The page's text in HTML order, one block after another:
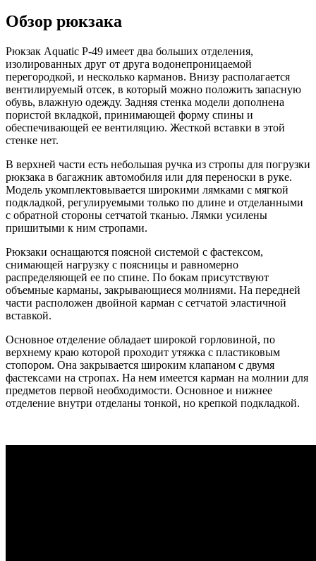
Обзор рюкзака
Рюкзак Aquatic Р-49 имеет два больших отделения,
изолированных друг от друга водонепроницаемой
перегородкой, и несколько карманов. Внизу располагается
вентилируемый отсек, в который можно положить запасную
обувь, влажную одежду. Задняя стенка модели дополнена
пористой вкладкой, принимающей форму спины и
обеспечивающей ее вентиляцию. Жесткой вставки в этой
стенке нет.
В верхней части есть небольшая ручка из стропы для погрузки
рюкзака в багажник автомобиля или для переноски в руке.
Модель укомплектовывается широкими лямками с мягкой
подкладкой, регулируемыми только по длине и отделанными
с обратной стороны сетчатой тканью. Лямки усилены
пришитыми к ним стропами.
Рюкзаки оснащаются поясной системой с фастексом,
снимающей нагрузку с поясницы и равномерно
распределяющей ее по спине. По бокам присутствуют
объемные карманы, закрывающиеся молниями. На передней
части расположен двойной карман с сетчатой эластичной
вставкой.
Основное отделение обладает широкой горловиной, по
верхнему краю которой проходит утяжка с пластиковым
стопором. Она закрывается широким клапаном с двумя
фастексами на стропах. На нем имеется карман на молнии для
предметов первой необходимости. Основное и нижнее
отделение внутри отделаны тонкой, но крепкой подкладкой.